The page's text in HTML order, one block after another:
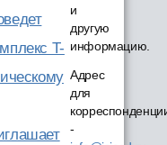
T-
и
другую
информацию.
Адрес
для
-